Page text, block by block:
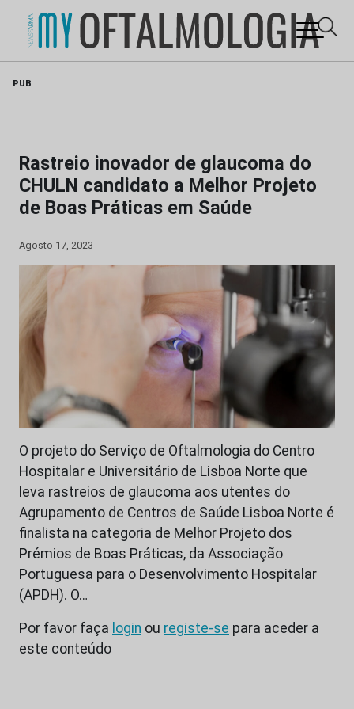
PUB
Rastreio inovador de glaucoma do
CHULN candidato a Melhor Projeto
de Boas Práticas em Saúde
Agosto 17, 2023
O projeto do Serviço de Oftalmologia do Centro
Hospitalar e Universitário de Lisboa Norte que
leva rastreios de glaucoma aos utentes do
Agrupamento de Centros de Saúde Lisboa Norte é
finalista na categoria de Melhor Projeto dos
Prémios de Boas Práticas, da Associação
Portuguesa para o Desenvolvimento Hospitalar
(APDH). O…
Por favor faça login ou registe-se para aceder a
este conteúdo